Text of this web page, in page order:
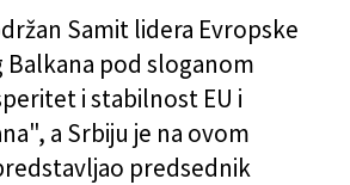
Samit lidera Evropske
Balkana pod sloganom
i stabilnost EU i
a Srbiju je na ovom
predsednik